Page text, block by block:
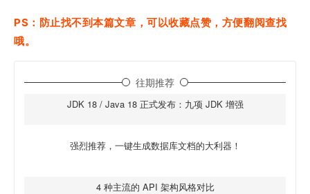
PS：防止找不到本篇文章，可以收藏点赞，方便翻阅查找
哦。
往期推荐
JDK 18 / Java 18 正式发布：九项 JDK 增强
强烈推荐，一键生成数据库文档的大利器！
4 种主流的 API 架构风格对比